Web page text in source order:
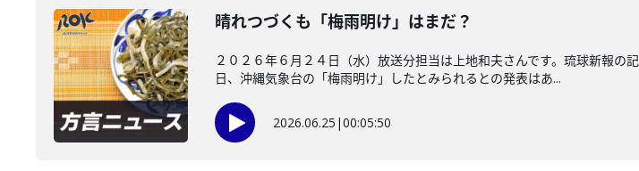
晴れつづくも「梅雨明け」はまだ？
２０２６年６月２４日（水）放送分担当は上地和夫さんです。琉球新報
日、沖縄気象台の「梅雨明け」したとみられるとの発表はあ...
2026.06.25 |00:05:50